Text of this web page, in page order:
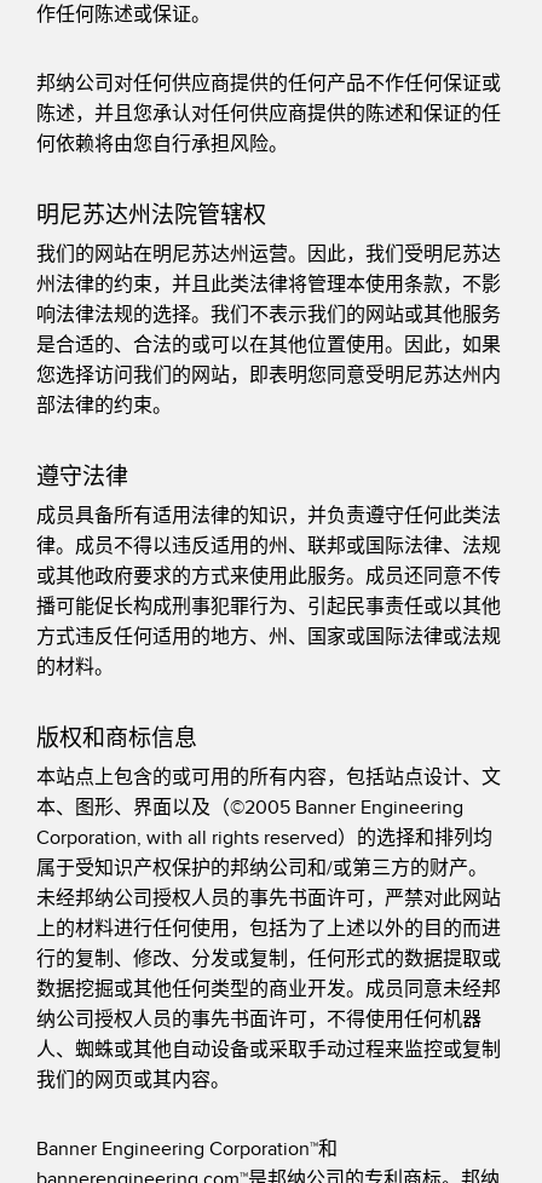
作任何陈述或保证。
邦纳公司对任何供应商提供的任何产品不作任何保证或
陈述，并且您承认对任何供应商提供的陈述和保证的任
何依赖将由您自行承担风险。
明尼苏达州法院管辖权
我们的网站在明尼苏达州运营。因此，我们受明尼苏达
州法律的约束，并且此类法律将管理本使用条款，不影
响法律法规的选择。我们不表示我们的网站或其他服务
是合适的、合法的或可以在其他位置使用。因此，如果
您选择访问我们的网站，即表明您同意受明尼苏达州内
部法律的约束。
遵守法律
成员具备所有适用法律的知识，并负责遵守任何此类法
律。成员不得以违反适用的州、联邦或国际法律、法规
或其他政府要求的方式来使用此服务。成员还同意不传
播可能促长构成刑事犯罪行为、引起民事责任或以其他
方式违反任何适用的地方、州、国家或国际法律或法规
的材料。
版权和商标信息
本站点上包含的或可用的所有内容，包括站点设计、文
本、图形、界面以及（©2005 Banner Engineering
Corporation, with all rights reserved）的选择和排列均
属于受知识产权保护的邦纳公司和/或第三方的财产。
未经邦纳公司授权人员的事先书面许可，严禁对此网站
上的材料进行任何使用，包括为了上述以外的目的而进
行的复制、修改、分发或复制，任何形式的数据提取或
数据挖掘或其他任何类型的商业开发。成员同意未经邦
纳公司授权人员的事先书面许可，不得使用任何机器
人、蜘蛛或其他自动设备或采取手动过程来监控或复制
我们的网页或其内容。
Banner Engineering Corporation™和